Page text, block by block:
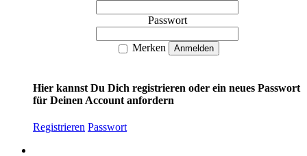
Passwort
Merken
Hier kannst Du Dich registrieren oder ein neues Passwort
für Deinen Account anfordern
Registrieren Passwort